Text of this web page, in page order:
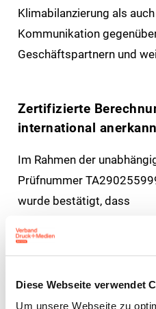
Diese Webseite verwendet
Um unsere Webseite zu
Klimabilanzierung als
Kommunikation
Geschäftspartnern und
Zertifizierte
international
Im Rahmen der
Prüfnummer
wurde bestätigt, dass
die Berechnung von
(PCF) der Norm ISO
die Berechnung von
Footprints (CCF)